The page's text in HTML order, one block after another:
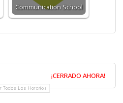
Communication School
¡CERRADO AHORA!
Todos Los Horarios